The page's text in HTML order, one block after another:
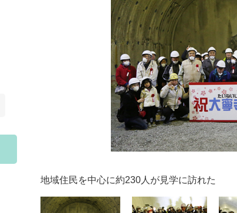
地域住民を中心に約230人が見学に訪れた